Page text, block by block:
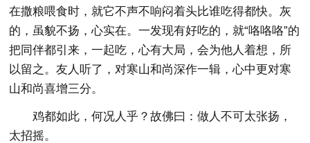
在撒粮喂食时，就它不声不响闷着头比谁吃得都快。灰
的，虽貌不扬，心实在。一发现有好吃的，就“咯咯咯”的
把同伴都引来，一起吃，心有大局，会为他人着想，所
以留之。友人听了，对寒山和尚深作一辑，心中更对寒
山和尚喜增三分。
鸡都如此，何况人乎？故佛曰：做人不可太张扬，
太招摇。